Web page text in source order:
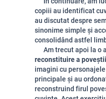
copiii au identificat
au discutat despre
sinonime simple și
consolidând astfel
Am trecut apoi la o
reconstituire a poveștii
imagini cu
principale și au
reconstruind firul